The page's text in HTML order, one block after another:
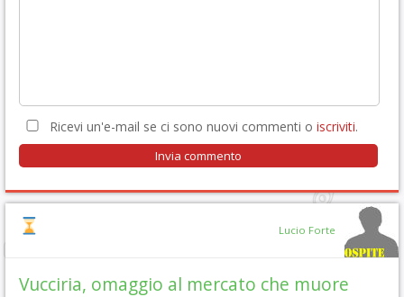
Ricevi un'e-mail se ci sono nuovi commenti o iscriviti.
Lucio Forte
Vucciria, omaggio al mercato che muore